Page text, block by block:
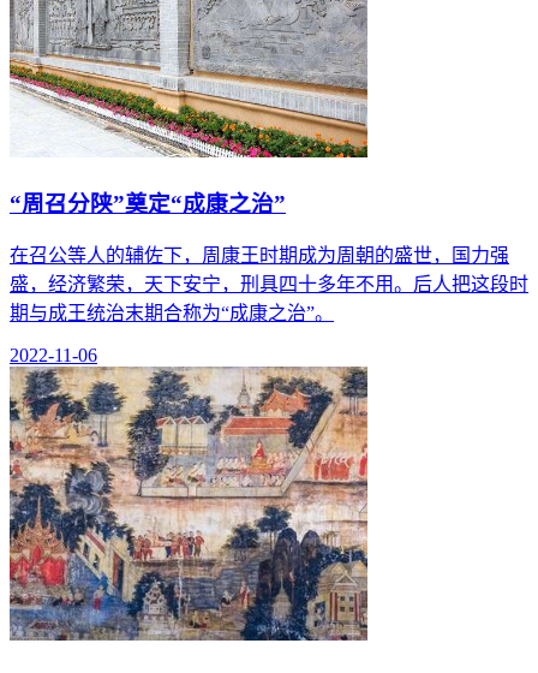
“周召分陕”奠定“成康之治”
在召公等人的辅佐下，周康王时期成为周朝的盛世，国力强
盛，经济繁荣，天下安宁，刑具四十多年不用。后人把这段时
期与成王统治末期合称为“成康之治”。
2022-11-06